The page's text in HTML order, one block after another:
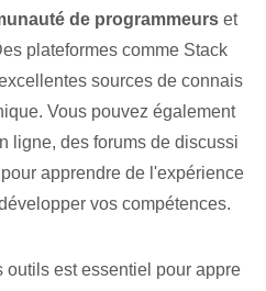
⁤de ⁢programmeurs et
plateformes comme Stack
sources de connais
Vous pouvez également
ligne, des forums de discussi
apprendre de l'expérience
vos compétences.
outils est essentiel pour appre